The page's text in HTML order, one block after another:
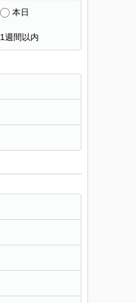
本日
1週間以内